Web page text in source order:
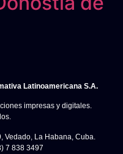
Latinoamericana S.A.
impresas y digitales.
Vedado, La Habana, Cuba.
7 838 3497